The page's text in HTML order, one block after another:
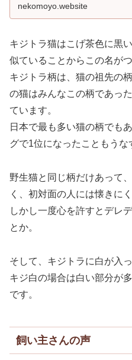
nekomoyo.website
キジトラ猫はこげ茶色に黒
似ていることからこの名がつ
キジトラ柄は、猫の祖先の
の猫はみんなこの柄であっ
ています。
日本で最も多い猫の柄でも
グで1位になったこともうな
野生猫と同じ柄だけあって
く、初対面の人には懐きに
しかし一度心を許すとデレ
とか。
そして、キジトラに白が入
キジ白の場合は白い部分が
です。
飼い主さんの声